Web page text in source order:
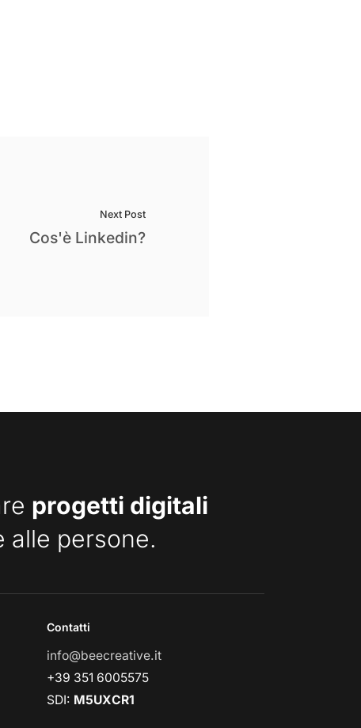
Next Post
Cos'è Linkedin?
progetti digitali
alle persone.
Contatti
info@beecreative.it
+39 351 6005575
SDI: M5UXCR1